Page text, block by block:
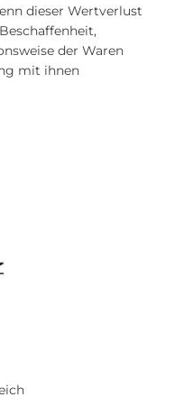
dieser Wertverlust
der Waren
mit ihnen